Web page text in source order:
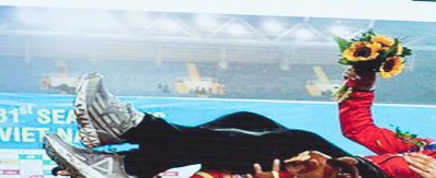
일과시간표
성과평가자료
스쿨버스 운행 안내
급식안내
서식자료실
입학금/수업료
교복구입안내